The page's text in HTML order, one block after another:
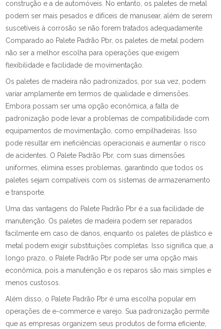
construção e a de automóveis. No entanto, os paletes de metal
podem ser mais pesados e difíceis de manusear, além de serem
suscetíveis à corrosão se não forem tratados adequadamente.
Comparado ao Palete Padrão Pbr, os paletes de metal podem
não ser a melhor escolha para operações que exigem
flexibilidade e facilidade de movimentação.
Os paletes de madeira não padronizados, por sua vez, podem
variar amplamente em termos de qualidade e dimensões.
Embora possam ser uma opção econômica, a falta de
padronização pode levar a problemas de compatibilidade com
equipamentos de movimentação, como empilhadeiras. Isso
pode resultar em ineficiências operacionais e aumentar o risco
de acidentes. O Palete Padrão Pbr, com suas dimensões
uniformes, elimina esses problemas, garantindo que todos os
paletes sejam compatíveis com os sistemas de armazenamento
e transporte.
Uma das vantagens do Palete Padrão Pbr é a sua facilidade de
manutenção. Os paletes de madeira podem ser reparados
facilmente em caso de danos, enquanto os paletes de plástico e
metal podem exigir substituições completas. Isso significa que, a
longo prazo, o Palete Padrão Pbr pode ser uma opção mais
econômica, pois a manutenção e os reparos são mais simples e
menos custosos.
Além disso, o Palete Padrão Pbr é uma escolha popular em
operações de e-commerce e varejo. Sua padronização permite
que as empresas organizem seus produtos de forma eficiente,